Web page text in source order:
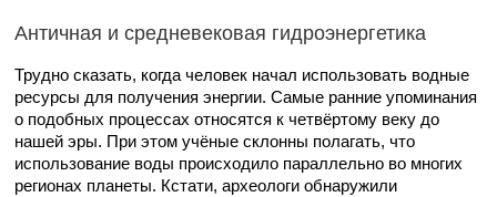
Античная и средневековая гидроэнергетика
Трудно сказать, когда человек начал использовать водные
ресурсы для получения энергии. Самые ранние упоминания
о подобных процессах относятся к четвёртому веку до
нашей эры. При этом учёные склонны полагать, что
использование воды происходило параллельно во многих
регионах планеты. Кстати, археологи обнаружили